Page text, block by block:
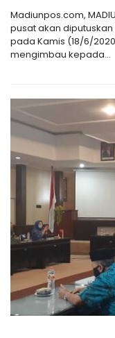
Madiunpos.com,
pusat akan
pada Kamis (18/6/
mengimbau kepada...